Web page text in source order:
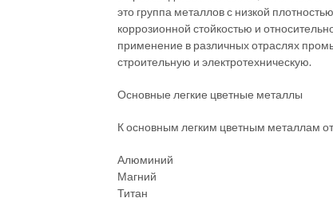
это группа металлов с низкой
коррозионной стойкостью и
применение в различных отраслях
строительную и электротехническую.
Основные легкие цветные металлы
К основным легким цветным металлам
Алюминий
Магний
Титан